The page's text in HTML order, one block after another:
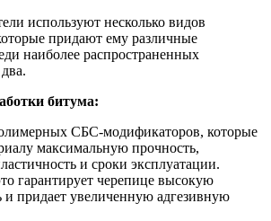
используют несколько видов
придают ему различные
наиболее распространенных
битума:
СБС-модификаторов, которые
максимальную прочность,
и сроки эксплуатации.
гарантирует черепице высокую
и придает увеличенную адгезивную